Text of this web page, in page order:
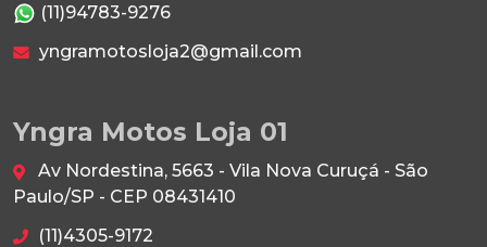
(11)94783-9276
yngramotosloja2@gmail.com
Yngra Motos Loja 01
Av Nordestina, 5663 - Vila Nova Curuçá - São
Paulo/SP - CEP 08431410
(11)4305-9172